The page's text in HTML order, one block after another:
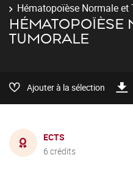
Hématopoïèse Normale et
HÉMATOPOÏÈSE
TUMORALE
Ajouter à la sélection
ECTS
6 crédits